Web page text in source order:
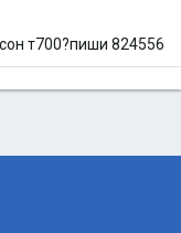
т700?пиши 824556